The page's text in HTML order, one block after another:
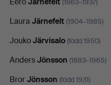
Laura Järnefelt (1904–1985)
JoukoJärvisalo (född 1950)
AndersJönsson (1883–1965)
BrorJönsson (född 1931)